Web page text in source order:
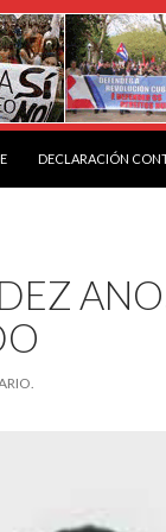
DECLARACIÓN